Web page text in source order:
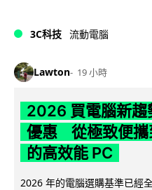
3C科技 流動電腦
Lawton 19 小時
2026 買電腦新趨
優惠 從極致便攜
的高效能 PC
2026 年的電腦選購基準已經